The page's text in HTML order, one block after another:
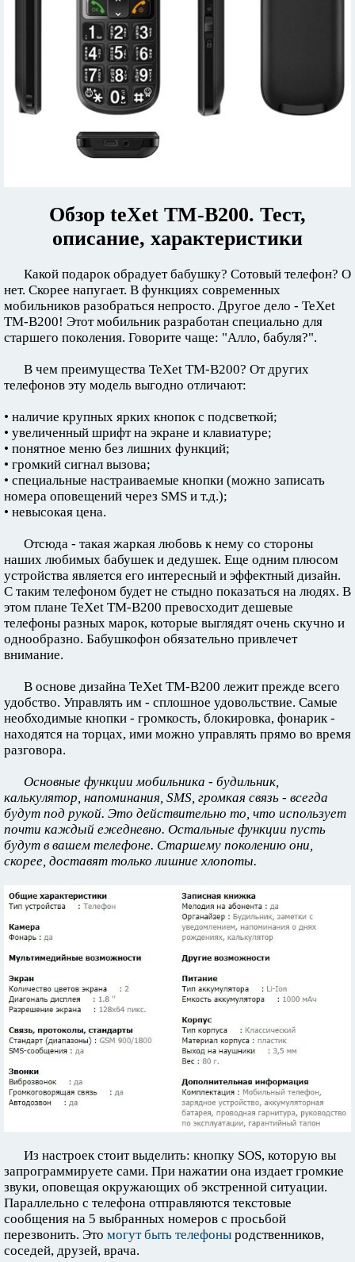
Обзор teXet TM-B200. Тест,
описание, характеристики
Какой подарок обрадует бабушку? Сотовый телефон? О
нет. Скорее напугает. В функциях современных
мобильников разобраться непросто. Другое дело - TeXet
TM-B200! Этот мобильник разработан специально для
старшего поколения. Говорите чаще: "Алло, бабуля?".
В чем преимущества TeXet TM-B200? От других
телефонов эту модель выгодно отличают:
• наличие крупных ярких кнопок с подсветкой;
• увеличенный шрифт на экране и клавиатуре;
• понятное меню без лишних функций;
• громкий сигнал вызова;
• специальные настраиваемые кнопки (можно записать
номера оповещений через SMS и т.д.);
• невысокая цена.
Отсюда - такая жаркая любовь к нему со стороны
наших любимых бабушек и дедушек. Еще одним плюсом
устройства является его интересный и эффектный дизайн.
С таким телефоном будет не стыдно показаться на людях. В
этом плане TeXet TM-B200 превосходит дешевые
телефоны разных марок, которые выглядят очень скучно и
однообразно. Бабушкофон обязательно привлечет
внимание.
В основе дизайна TeXet TM-B200 лежит прежде всего
удобство. Управлять им - сплошное удовольствие. Самые
необходимые кнопки - громкость, блокировка, фонарик -
находятся на торцах, ими можно управлять прямо во время
разговора.
Основные функции мобильника - будильник,
калькулятор, напоминания, SMS, громкая связь - всегда
будут под рукой. Это действительно то, что использует
почти каждый ежедневно. Остальные функции пусть
будут в вашем телефоне. Старшему поколению они,
скорее, доставят только лишние хлопоты.
Из настроек стоит выделить: кнопку SOS, которую вы
запрограммируете сами. При нажатии она издает громкие
звуки, оповещая окружающих об экстренной ситуации.
Параллельно с телефона отправляются текстовые
сообщения на 5 выбранных номеров с просьбой
перезвонить. Это могут быть телефоны родственников,
соседей, друзей, врача.